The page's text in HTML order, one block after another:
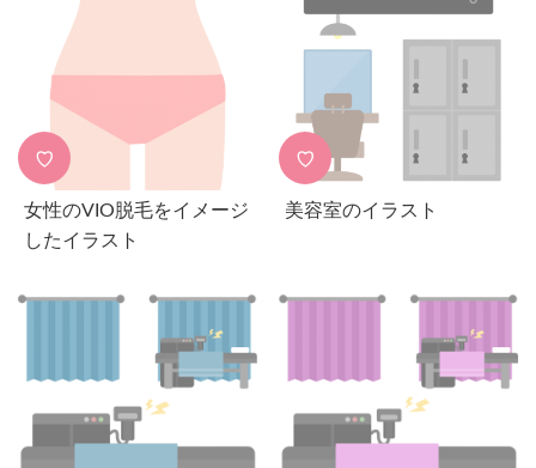
♡
女性のVIO脱毛をイメージ
したイラスト
♡
美容室のイラスト